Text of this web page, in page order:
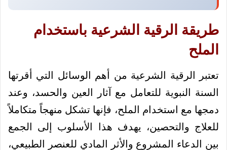
طريقة الرقية الشرعية باستخدام
الملح
تعتبر الرقية الشرعية من أهم الوسائل التي أقرتها
السنة النبوية للتعامل مع آثار العين والحسد، وعند
دمجها مع استخدام الملح، فإنها تشكل منهجاً متكاملاً
للعلاج والتحصين، يهدف هذا الأسلوب إلى الجمع
بين الدعاء المشروع والأثر المادي للعنصر الطبيعي،